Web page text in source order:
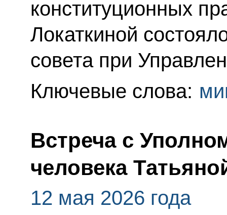
конституционных
Локаткиной
совета при
Ключевые слова:
Встреча с
человека
12 мая 2026 года